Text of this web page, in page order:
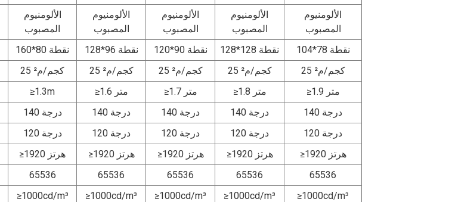
الألومنيوم
المصبوب
الألومنيوم
المصبوب
الألومنيوم
المصبوب
الألومنيوم
المصبوب
الألومنيوم
المصبوب
160*80 نقطة 128*96 نقطة 120*90 نقطة 128*128 نقطة
104*78 نقطة
25 كجم/م² 25 كجم/م² 25 كجم/م² 25 كجم/م²
25 كجم/م²
≥1.3m ≥1.6 متر ≥1.7 متر ≥1.8 متر
≥1.9 متر
140 درجة 140 درجة 140 درجة 140 درجة
140 درجة
120 درجة 120 درجة 120 درجة 120 درجة
120 درجة
≥1920 هرتز ≥1920 هرتز ≥1920 هرتز ≥1920 هرتز
≥1920 هرتز
65536 65536 65536 65536
65536
≥1000cd/m³ ≥1000cd/m³ ≥1000cd/m³ ≥1000cd/m³
≥1000cd/m³